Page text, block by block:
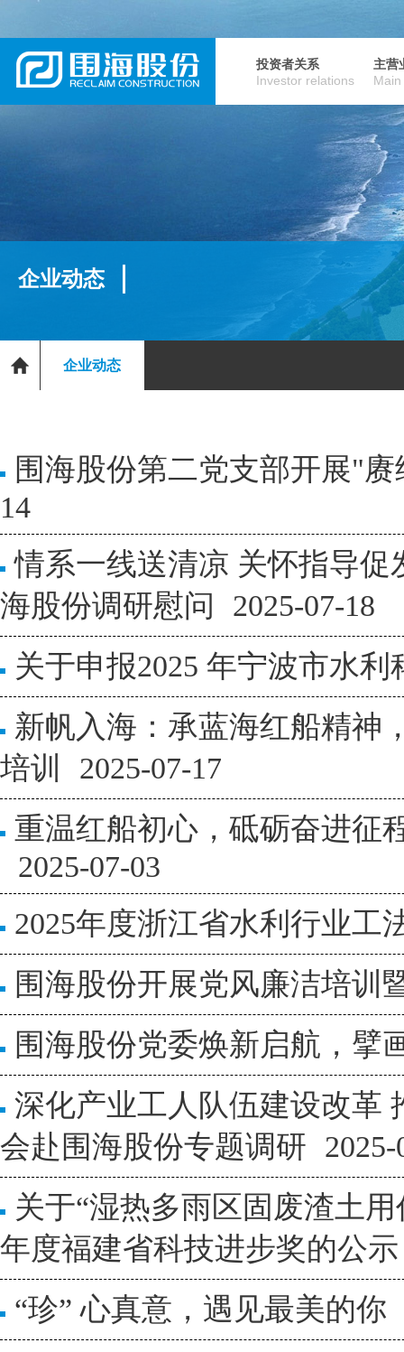
投资者关系
Investor relations
主营
企业动态
企业动态
围海股份第二党支部开展"
14
情系一线送清凉 关怀指导
海股份调研慰问
2025-07-18
关于申报2025 年宁波市水
新帆入海：承蓝海红船精
培训
2025-07-17
重温红船初心，砥砺奋进
2025-07-03
2025年度浙江省水利行业工
围海股份开展党风廉洁培训
围海股份党委焕新启航，擘
深化产业工人队伍建设改
会赴围海股份专题调研 2025-
关于“湿热多雨区固废渣土
年度福建省科技进步奖的公示
“珍” 心真意，遇见最美的你